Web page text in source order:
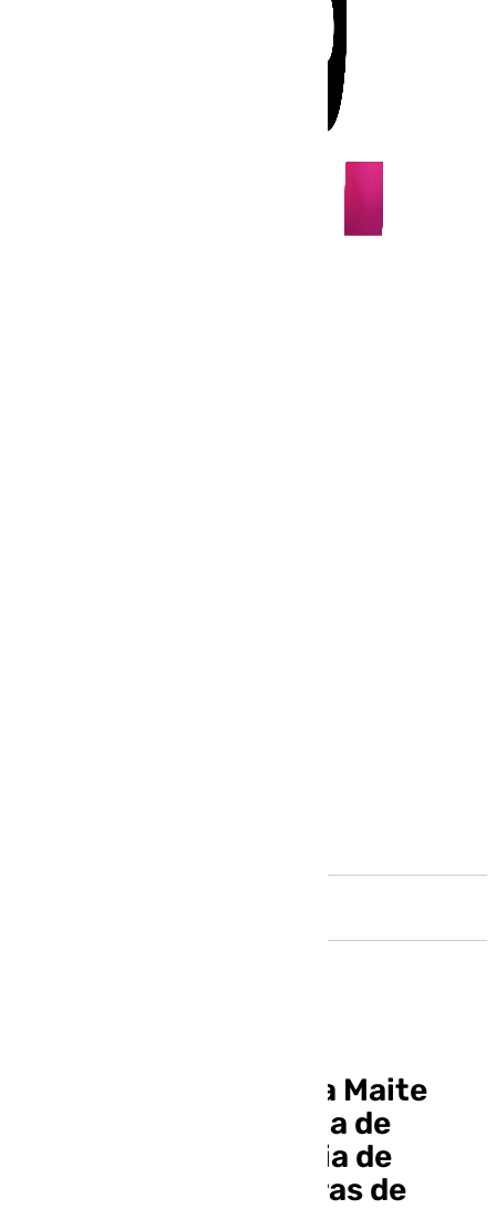
La pintora malagueña Maite
Rojas recibe la Medalla de
Platino de la Academia de
Artes, Ciencias y Letras de